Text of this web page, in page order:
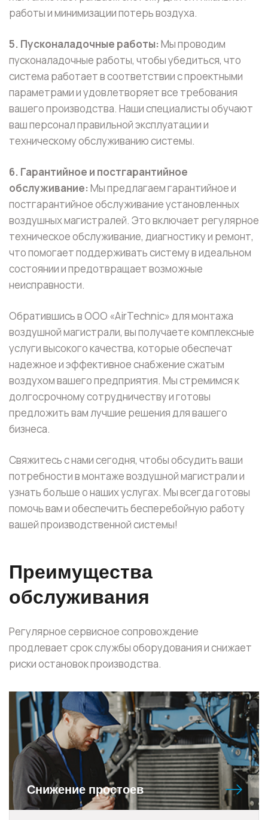
работы и минимизации потерь воздуха.
5. Пусконаладочные работы: Мы проводим
пусконаладочные работы, чтобы убедиться, что
система работает в соответствии с проектными
параметрами и удовлетворяет все требования
вашего производства. Наши специалисты обучают
ваш персонал правильной эксплуатации и
техническому обслуживанию системы.
6. Гарантийное и постгарантийное
обслуживание: Мы предлагаем гарантийное и
постгарантийное обслуживание установленных
воздушных магистралей. Это включает регулярное
техническое обслуживание, диагностику и ремонт,
что помогает поддерживать систему в идеальном
состоянии и предотвращает возможные
неисправности.
Обратившись в ООО «AirTechnic» для монтажа
воздушной магистрали, вы получаете комплексные
услуги высокого качества, которые обеспечат
надежное и эффективное снабжение сжатым
воздухом вашего предприятия. Мы стремимся к
долгосрочному сотрудничеству и готовы
предложить вам лучшие решения для вашего
бизнеса.
Свяжитесь с нами сегодня, чтобы обсудить ваши
потребности в монтаже воздушной магистрали и
узнать больше о наших услугах. Мы всегда готовы
помочь вам и обеспечить бесперебойную работу
вашей производственной системы!
Преимущества
обслуживания
Регулярное сервисное сопровождение
продлевает срок службы оборудования и снижает
риски остановок производства.
Снижение простоев